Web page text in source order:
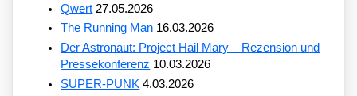
Qwert 27.05.2026
The Running Man 16.03.2026
Der Astronaut: Project Hail Mary – Rezension und
Pressekonferenz 10.03.2026
SUPER-PUNK 4.03.2026